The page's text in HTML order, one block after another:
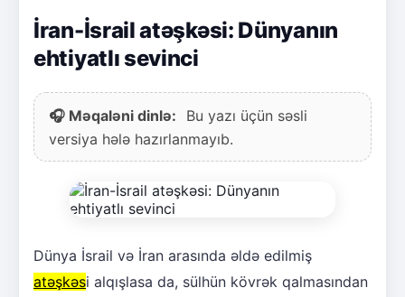
İran-İsrail atəşkəsi: Dünyanın
ehtiyatlı sevinci
🎧 Məqaləni dinlə:
Bu yazı üçün səsli
versiya hələ hazırlanmayıb.
Dünya İsrail və İran arasında əldə edilmiş
atəşkəsi alqışlasa da, sülhün kövrək qalmasından